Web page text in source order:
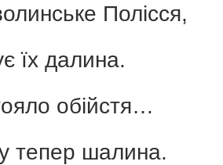
Полісся,
їх далина.
обійстя…
тепер шалина.